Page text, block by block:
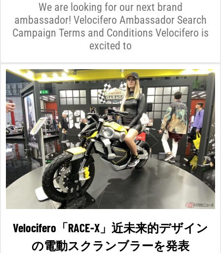
We are looking for our next brand
ambassador! Velocifero Ambassador Search
Campaign Terms and Conditions Velocifero is
excited to
Velocifero「RACE-X」近未来的デザイン
の電動スクランブラーを発表